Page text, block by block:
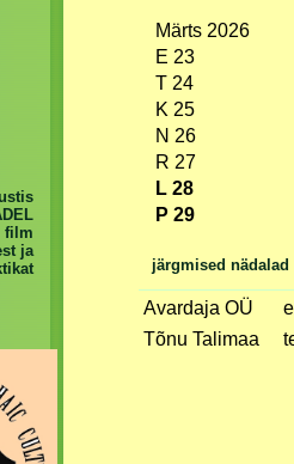
Märts 2026
E 23
T 24
K 25
N 26
R 27
L 28
P 29
järgmised nädalad
Avardaja OÜ
Tõnu Talimaa
film
ja